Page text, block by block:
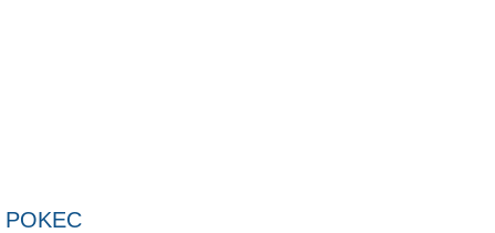
POKEC